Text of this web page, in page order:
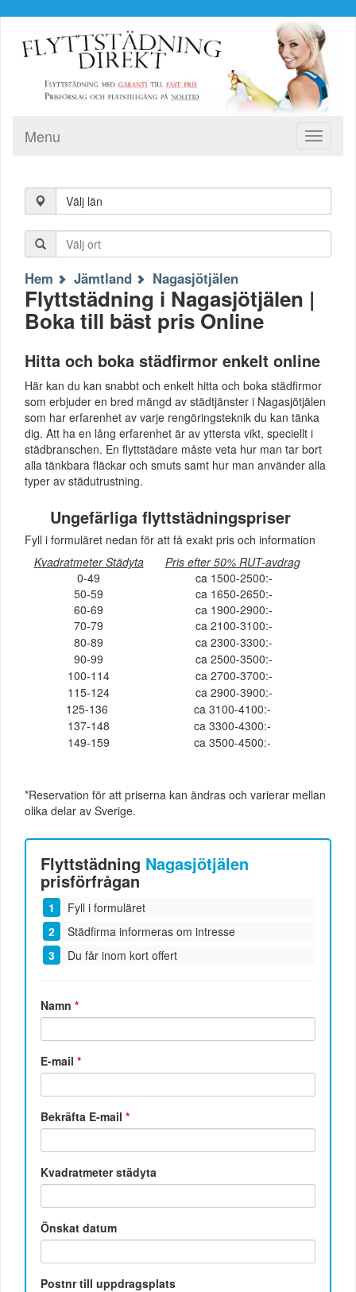
Toggle
Menu
Välj län
Hem Jämtland Nagasjötjälen
Flyttstädning i Nagasjötjälen |
Boka till bäst pris Online
Hitta och boka städfirmor enkelt online
Här kan du kan snabbt och enkelt hitta och boka städfirmor
som erbjuder en bred mängd av städtjänster i Nagasjötjälen
som har erfarenhet av varje rengöringsteknik du kan tänka
dig. Att ha en lång erfarenhet är av yttersta vikt, speciellt i
städbranschen. En flyttstädare måste veta hur man tar bort
alla tänkbara fläckar och smuts samt hur man använder alla
typer av städutrustning.
Ungefärliga flyttstädningspriser
Fyll i formuläret nedan för att få exakt pris och information
Kvadratmeter Städyta
Pris efter 50% RUT-avdrag
0-49
ca 1500-2500:-
50-59
ca 1650-2650:-
60-69
ca 1900-2900:-
70-79
ca 2100-3100:-
80-89
ca 2300-3300:-
90-99
ca 2500-3500:-
100-114
ca 2700-3700:-
115-124
ca 2900-3900:-
125-136
ca 3100-4100:-
137-148
ca 3300-4300:-
149-159
ca 3500-4500:-
*Reservation för att priserna kan ändras och varierar mellan
olika delar av Sverige.
Flyttstädning Nagasjötjälen
prisförfrågan
Fyll i formuläret
Städfirma informeras om intresse
Du får inom kort offert
Namn*
E-mail*
Bekräfta E-mail*
Kvadratmeter städyta
Önskat datum
Postnr till uppdragsplats